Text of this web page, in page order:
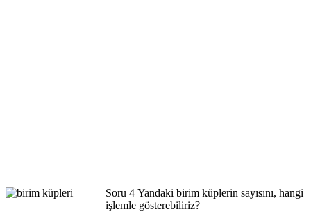
Soru 4 Yandaki birim küplerin sayısını, hangi
işlemle gösterebiliriz?